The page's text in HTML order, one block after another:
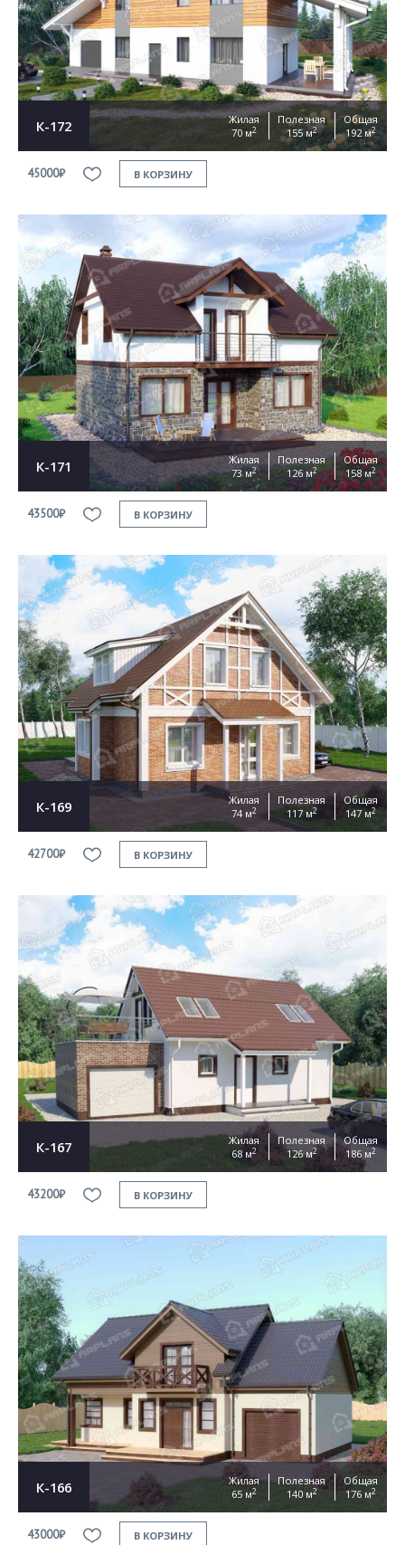
К-172
Жилая
70 м2
Полезная
155 м2
Общая
192 м2
45000₽ В КОРЗИНУ
К-171
Жилая
73 м2
Полезная
126 м2
Общая
158 м2
43500₽ В КОРЗИНУ
К-169
Жилая
74 м2
Полезная
117 м2
Общая
147 м2
42700₽ В КОРЗИНУ
К-167
Жилая
68 м2
Полезная
126 м2
Общая
186 м2
43200₽ В КОРЗИНУ
К-166
Жилая
65 м2
Полезная
140 м2
Общая
176 м2
43000₽ В КОРЗИНУ